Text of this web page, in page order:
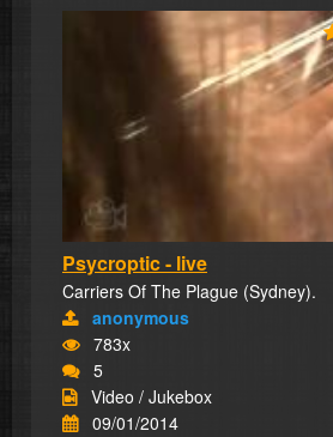
Psycroptic - live
Carriers Of The Plague (Sydney).
anonymous
783x
5
Video / Jukebox
09/01/2014